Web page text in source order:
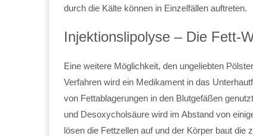
durch die Kälte können in Einzelfällen auftreten.
Injektionslipolyse – Die Fett-
Eine weitere Möglichkeit, den ungeliebten
Verfahren wird ein Medikament in das
von Fettablagerungen in den Blutgefäßen
und Desoxycholsäure wird im Abstand von
lösen die Fettzellen auf und der Körper baut die